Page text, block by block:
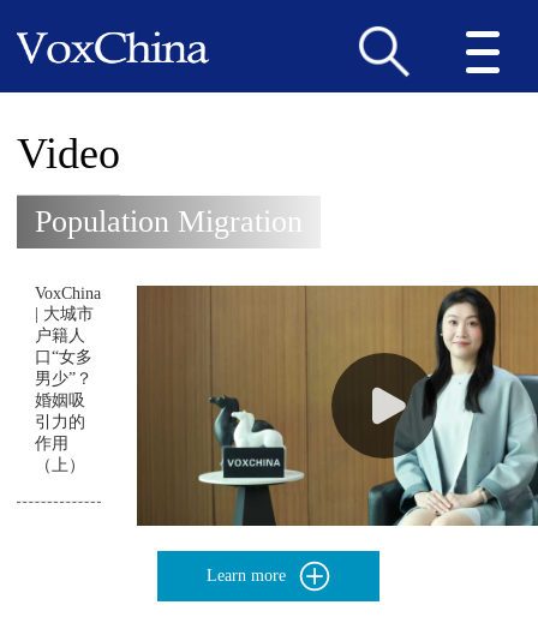
Video
Population Migration
VoxChina
| 大城市
户籍人
口“女多
男少”？
婚姻吸
引力的
作用
（上）
Learn more